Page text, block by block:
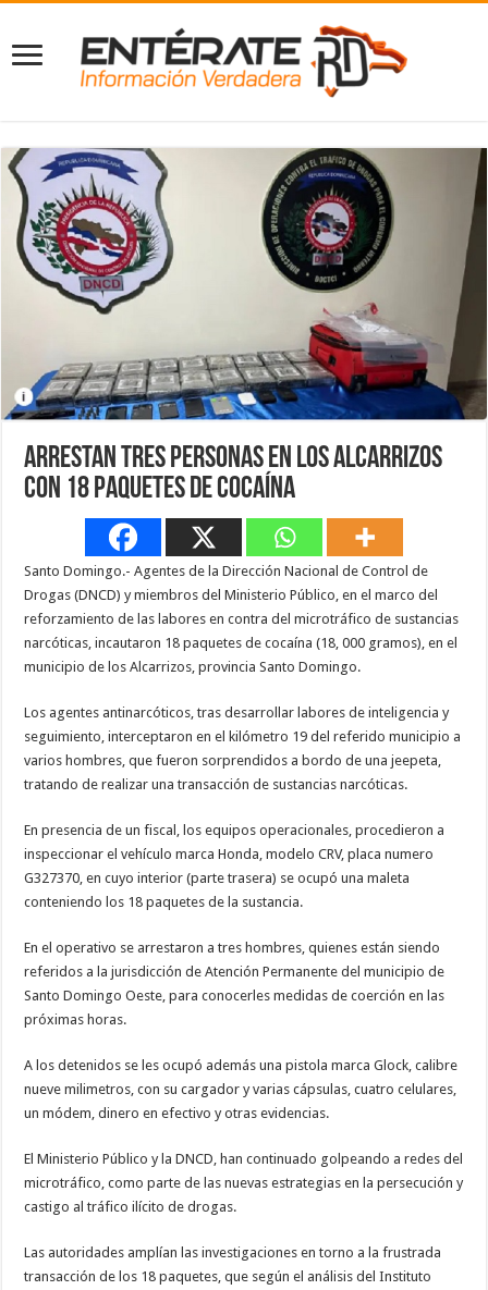
Arrestan tres personas en los Alcarrizos
con 18 paquetes de cocaína
Santo Domingo.- Agentes de la Dirección Nacional de Control de
Drogas (DNCD) y miembros del Ministerio Público, en el marco del
reforzamiento de las labores en contra del microtráfico de sustancias
narcóticas, incautaron 18 paquetes de cocaína (18, 000 gramos), en el
municipio de los Alcarrizos, provincia Santo Domingo.
Los agentes antinarcóticos, tras desarrollar labores de inteligencia y
seguimiento, interceptaron en el kilómetro 19 del referido municipio a
varios hombres, que fueron sorprendidos a bordo de una jeepeta,
tratando de realizar una transacción de sustancias narcóticas.
En presencia de un fiscal, los equipos operacionales, procedieron a
inspeccionar el vehículo marca Honda, modelo CRV, placa numero
G327370, en cuyo interior (parte trasera) se ocupó una maleta
conteniendo los 18 paquetes de la sustancia.
En el operativo se arrestaron a tres hombres, quienes están siendo
referidos a la jurisdicción de Atención Permanente del municipio de
Santo Domingo Oeste, para conocerles medidas de coerción en las
próximas horas.
A los detenidos se les ocupó además una pistola marca Glock, calibre
nueve milimetros, con su cargador y varias cápsulas, cuatro celulares,
un módem, dinero en efectivo y otras evidencias.
El Ministerio Público y la DNCD, han continuado golpeando a redes del
microtráfico, como parte de las nuevas estrategias en la persecución y
castigo al tráfico ilícito de drogas.
Las autoridades amplían las investigaciones en torno a la frustrada
transacción de los 18 paquetes, que según el análisis del Instituto